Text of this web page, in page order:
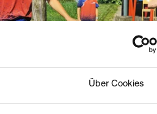
Über Cookies